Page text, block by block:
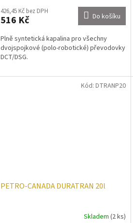
426,45 Kč bez DPH
516 Kč Do košíku
Plně syntetická kapalina pro všechny
dvojspojkové (polo-robotické) převodovky
DCT/DSG.
PETRO-CANADA DURATRAN 20l
Skladem (2 ks)
Kód: DTRANP20